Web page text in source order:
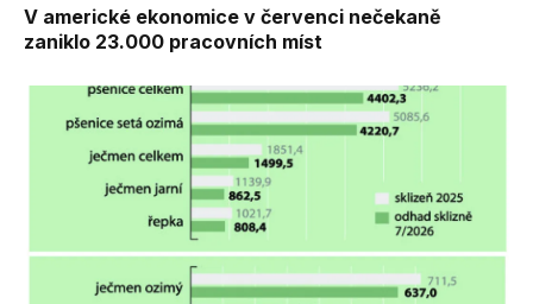
V americké ekonomice v červenci nečekaně
zaniklo 23.000 pracovních míst